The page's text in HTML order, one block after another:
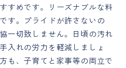
すめです。リーズナブルな料
す。プライドが許さないの
一切致しません。日頃の汚れ
入れの労力を軽減しましょ
も、子育てと家事等の両立で